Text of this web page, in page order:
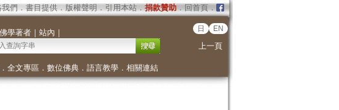
們 ． 書目提供． 版權聲明 ． 引用本站． 捐款贊助．回首頁．
佛學著者｜ 站內 ｜ 日 EN
上一頁
全文專區 ． 數位佛典． 語言教學． 相關連結